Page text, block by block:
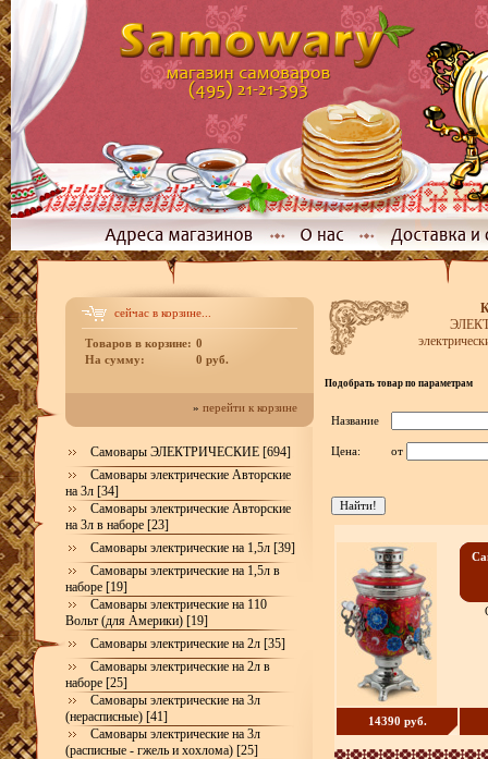
сейчас в корзине...
Товаров в корзине: 0
На сумму:
0 руб.
» перейти к корзине
Самовары ЭЛЕКТРИЧЕСКИЕ [694]
Самовары электрические Авторские
на 3л [34]
Самовары электрические Авторские
на 3л в наборе [23]
Самовары электрические на 1,5л [39]
Самовары электрические на 1,5л в
наборе [19]
Самовары электрические на 110
Вольт (для Америки) [19]
Самовары электрические на 2л [35]
Самовары электрические на 2л в
наборе [25]
Самовары электрические на 3л
(нерасписные) [41]
Самовары электрические на 3л
(расписные - гжель и хохлома) [25]
Подобрать товар по параметрам
Название
Цена: от
14390 руб.